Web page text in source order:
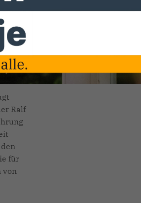
Rat
und
in der
Ralf
für
von